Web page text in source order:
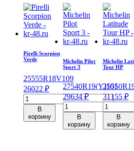
Pirelli Scorpion
Verde
25555R18V109
26022 ₽
Количество
товара
Pirelli
Scorpion
В
корзину
Michelin Pilot
Sport 3
27540R19(Y)101
29634₽
Количество
товара
Michelin
Pilot
В
корзину
Michelin
Tour HP
25550
31155 ₽
товара
Michelin
Latitude
В
корзину